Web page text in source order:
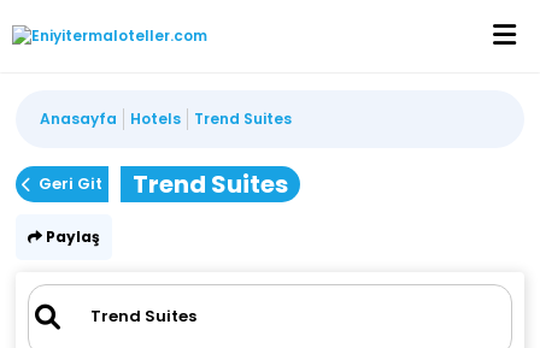
Anasayfa Hotels Trend Suites
Geri Git Trend Suites
Paylaş